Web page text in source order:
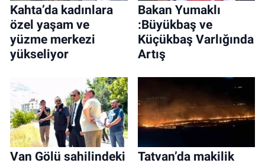
Kahta’da kadınlara
özel yaşam ve
yüzme merkezi
yükseliyor
Bakan Yumaklı
:Büyükbaş ve
Küçükbaş Varlığında
Artış
Van Gölü sahilindeki Tatvan’da makilik